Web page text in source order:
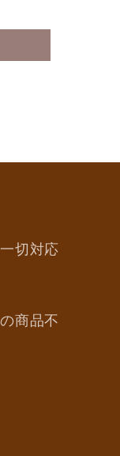
切対応
商品不